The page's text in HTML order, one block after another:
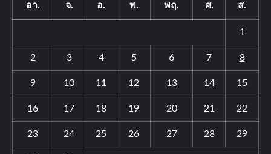
อา. จ. อ. พ. พฤ. ศ. ส.
1
2 3 4 5 6 7 8
9 10 11 12 13 14 15
16 17 18 19 20 21 22
23 24 25 26 27 28 29